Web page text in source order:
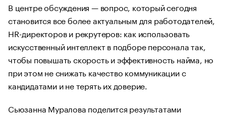
В центре обсуждения — вопрос, который сегодня
становится все более актуальным для работодателей,
HR-директоров и рекрутеров: как использовать
искусственный интеллект в подборе персонала так,
чтобы повышать скорость и эффективность найма, но
при этом не снижать качество коммуникации с
кандидатами и не терять их доверие.
Сьюзанна Муралова поделится результатами